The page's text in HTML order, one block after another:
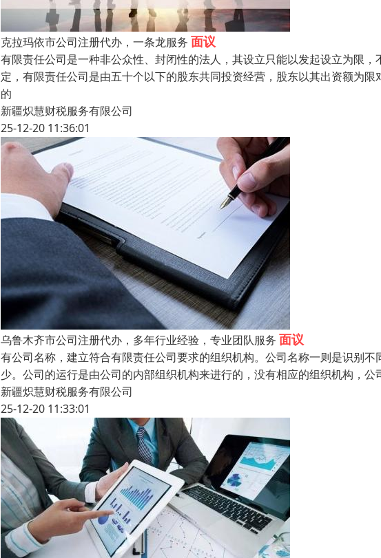
克拉玛依市公司注册代办，一条龙服务 面议
有限责任公司是一种非公众性、封闭性的法人，其设立只能以发起设立为限
定，有限责任公司是由五十个以下的股东共同投资经营，股东以其出资额为
的
新疆炽慧财税服务有限公司
25-12-20 11:36:01
乌鲁木齐市公司注册代办，多年行业经验，专业团队服务 面议
有公司名称，建立符合有限责任公司要求的组织机构。公司名称一则是识别
少。公司的运行是由公司的内部组织机构来进行的，没有相应的组织机构，
新疆炽慧财税服务有限公司
25-12-20 11:33:01